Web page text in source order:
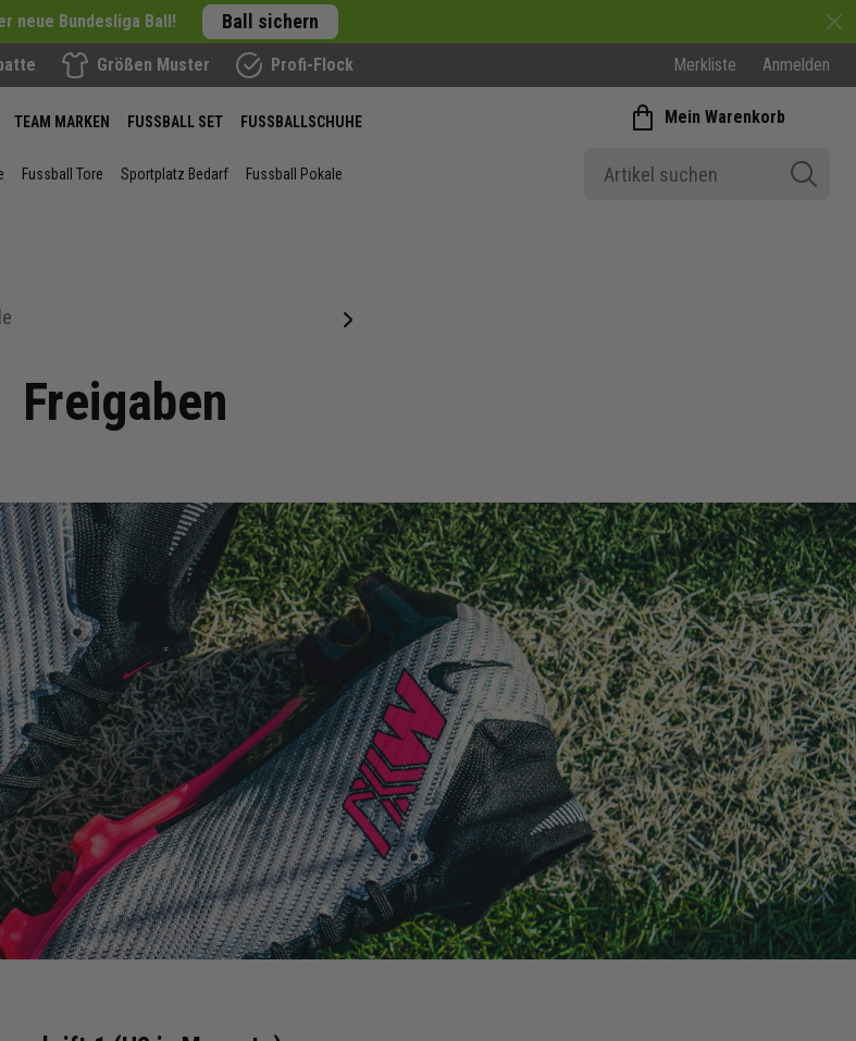
neue Bundesliga Ball! Ball sichern
Größen Muster Profi-Flock Merkliste Anmelden
TEAM MARKEN FUSSBALL SET FUSSBALLSCHUHE
Fussball Tore Sportplatz Bedarf Fussball Pokale
Mein Warenkorb
Freigaben